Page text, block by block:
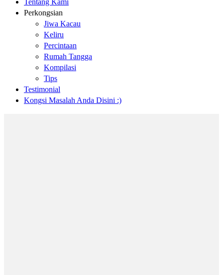
Tentang Kami
Perkongsian
Jiwa Kacau
Keliru
Percintaan
Rumah Tangga
Kompilasi
Tips
Testimonial
Kongsi Masalah Anda Disini :)